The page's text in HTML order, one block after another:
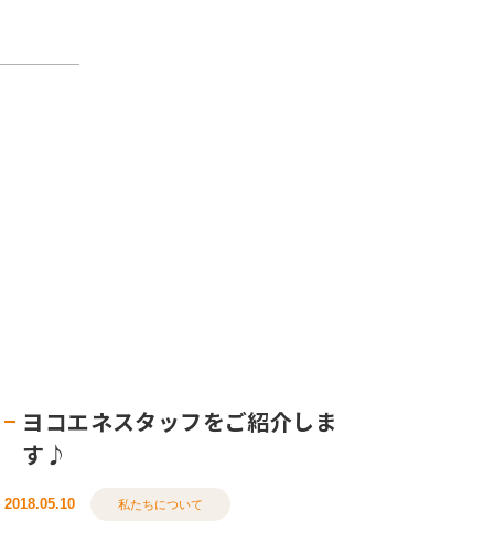
ヨコエネスタッフをご紹介しま
す♪
2018.05.10 私たちについて